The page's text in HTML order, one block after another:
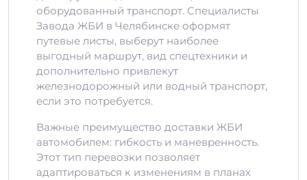
оборудованный транспорт. Специалисты
Завода ЖБИ в Челябинске оформят
путевые листы, выберут наиболее
выгодный маршрут, вид спецтехники и
дополнительно привлекут
железнодорожный или водный транспорт,
если это потребуется.
Важные преимущество доставки ЖБИ
автомобилем: гибкость и маневренность.
Этот тип перевозки позволяет
адаптироваться к изменениям в планах